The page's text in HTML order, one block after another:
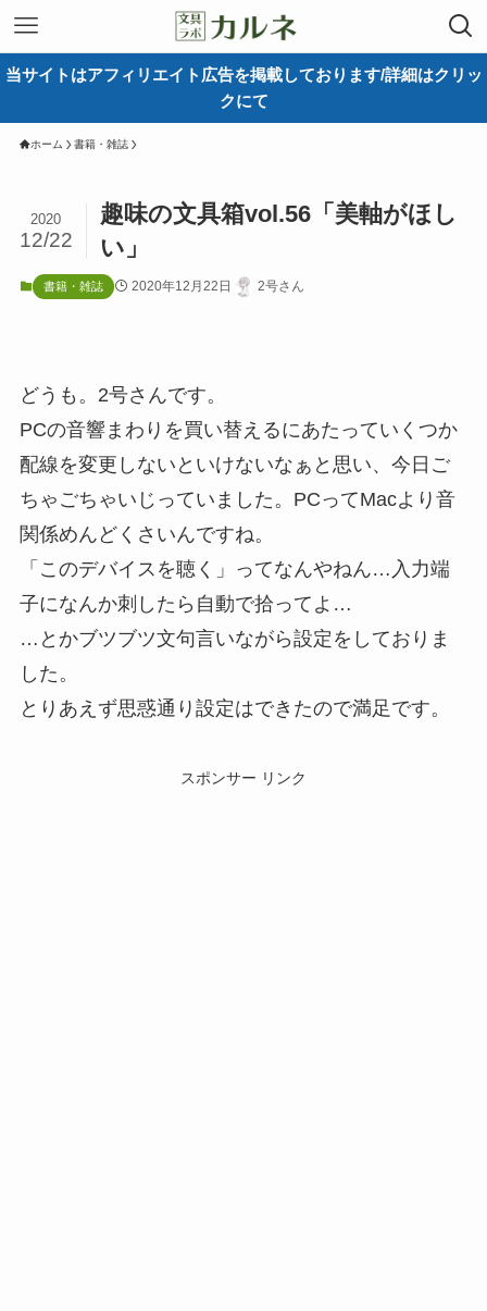
当サイトはアフィリエイト広告を掲載しております/詳細はクリッ
クにて
ホーム 書籍・雑誌
趣味の文具箱vol.56「美軸がほし
い」
2020
12/22
書籍・雑誌 2020年12月22日 2号さん
どうも。2号さんです。
PCの音響まわりを買い替えるにあたっていくつか
配線を変更しないといけないなぁと思い、今日ご
ちゃごちゃいじっていました。PCってMacより音
関係めんどくさいんですね。
「このデバイスを聴く」ってなんやねん…入力端
子になんか刺したら自動で拾ってよ…
…とかブツブツ文句言いながら設定をしておりま
した。
とりあえず思惑通り設定はできたので満足です。
スポンサー リンク